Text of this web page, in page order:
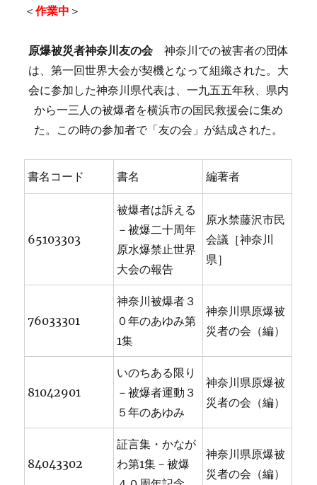
＜作業中 ＞
原爆被災者神奈川友の会神奈川での被害者の団体
は、第一回世界大会が契機となって組織された。大
会に参加した神奈川県代表は、一九五五年秋、県内
から一三人の被爆者を横浜市の国民救援会に集め
た。この時の参加者で「友の会」が結成された。
書名コード 書名 編著者
65103303
被爆者は訴える
－被爆二十周年
原水爆禁止世界
大会の報告
原水禁藤沢市民
会議［神奈川
県］
76033301
神奈川被爆者３
０年のあゆみ第
1集
神奈川県原爆被
災者の会（編）
81042901
いのちある限り
－被爆者運動３
５年のあゆみ
神奈川県原爆被
災者の会（編）
84043302
証言集・かなが
わ第1集－被爆
神奈川県原爆被
災者の会（編）